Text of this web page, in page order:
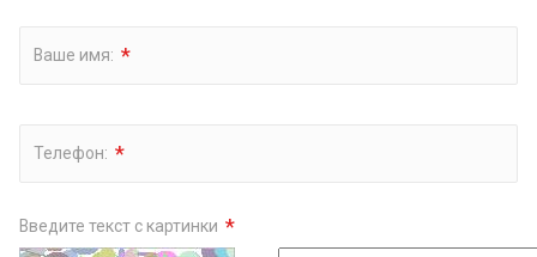
Ваше имя: *
Телефон: *
Введите текст с картинки *